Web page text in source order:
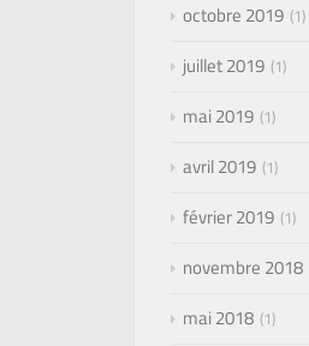
octobre 2019 1
juillet 2019 1
mai 2019 1
avril 2019 1
février 2019 1
novembre 2018
mai 2018 1